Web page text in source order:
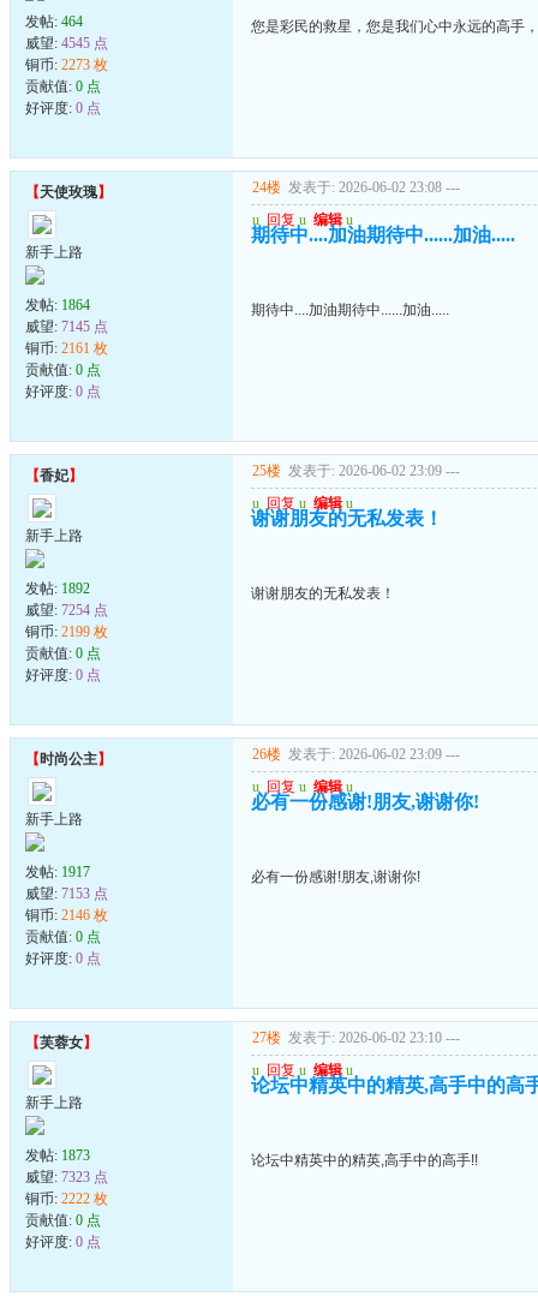
发帖: 464
威望: 4545 点
铜币: 2273 枚
贡献值: 0 点
好评度: 0 点
您是彩民的救星，您是我们心中永远的高手
【天使玫瑰】
新手上路
发帖: 1864
威望: 7145 点
铜币: 2161 枚
贡献值: 0 点
好评度: 0 点
24楼 发表于: 2026-06-02 23:08 ---
u 回复 u 编辑 u
期待中....加油期待中......加油.....
期待中....加油期待中......加油.....
【香妃】
新手上路
发帖: 1892
威望: 7254 点
铜币: 2199 枚
贡献值: 0 点
好评度: 0 点
25楼 发表于: 2026-06-02 23:09 ---
u 回复 u 编辑 u
谢谢朋友的无私发表！
谢谢朋友的无私发表！
【时尚公主】
新手上路
发帖: 1917
威望: 7153 点
铜币: 2146 枚
贡献值: 0 点
好评度: 0 点
26楼 发表于: 2026-06-02 23:09 ---
u 回复 u 编辑 u
必有一份感谢!朋友,谢谢你!
必有一份感谢!朋友,谢谢你!
【芙蓉女】
新手上路
发帖: 1873
威望: 7323 点
铜币: 2222 枚
贡献值: 0 点
好评度: 0 点
27楼 发表于: 2026-06-02 23:10 ---
u 回复 u 编辑 u
论坛中精英中的精英,高手中的高
论坛中精英中的精英,高手中的高手!!